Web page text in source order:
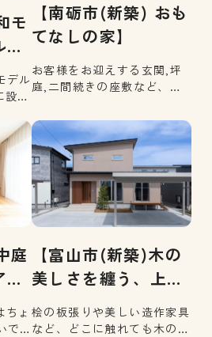
モ
デル
計
ン
オ
婦
リ
生
た
【南砺市(新築) おも
てなしの家】
お客様をお迎えする玄関,坪
庭,二間続きの座敷など、来
ころと、家族の快適な暮らし
を追求した生活空間と、どち
らも大切に考えました。
庭
ちょ
で
【富山市(新築)木の
美しさを纏う、上質
和…
桧の板張りや美しい造作家具
など、どこに触れても木の温